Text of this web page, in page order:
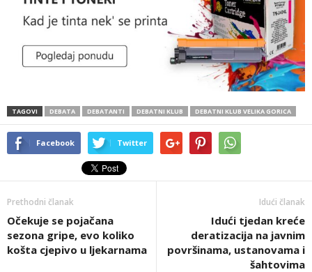
TAGOVI DEBATA DEBATANTI DEBATNI KLUB DEBATNI KLUB VELIKA GORICA
Facebook Twitter
Prethodni članak
Očekuje se pojačana
sezona gripe, evo koliko
košta cjepivo u ljekarnama
Idući članak
Idući tjedan kreće
deratizacija na javnim
površinama, ustanovama i
šahtovima